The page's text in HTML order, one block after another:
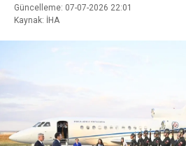
Güncelleme: 07-07-2026 22:01
Kaynak: İHA